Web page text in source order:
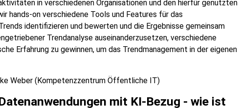
in verschiedenen Organisationen und den hierfür genutzten
hands-on verschiedene Tools und Features für das
identifizieren und bewerten und die Ergebnisse gemeinsam
Trendanalyse auseinanderzusetzen, verschiedene
Erfahrung zu gewinnen, um das Trendmanagement in der eigenen
Weber (Kompetenzzentrum Öffentliche IT)
mit KI-Bezug - wie ist